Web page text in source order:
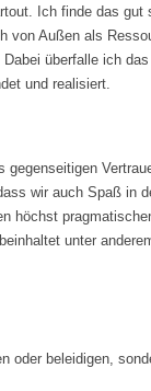
Ich finde das gut
von Außen als
überfalle ich
und realisiert.
gegenseitigen
wir auch Spaß in
höchst
unter
oder beleidigen,